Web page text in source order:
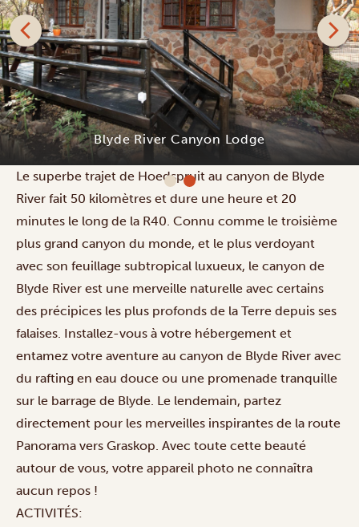
Blyde River Canyon Lodge
Le superbe trajet de Hoedspruit au canyon de Blyde
River fait 50 kilomètres et dure une heure et 20
minutes le long de la R40. Connu comme le troisième
plus grand canyon du monde, et le plus verdoyant
avec son feuillage subtropical luxueux, le canyon de
Blyde River est une merveille naturelle avec certains
des précipices les plus profonds de la Terre depuis ses
falaises. Installez-vous à votre hébergement et
entamez votre aventure au canyon de Blyde River avec
du rafting en eau douce ou une promenade tranquille
sur le barrage de Blyde. Le lendemain, partez
directement pour les merveilles inspirantes de la route
Panorama vers Graskop. Avec toute cette beauté
autour de vous, votre appareil photo ne connaîtra
aucun repos !
ACTIVITÉS: